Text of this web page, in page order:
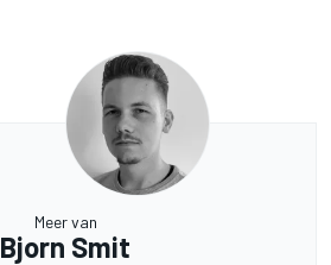
Meer van
Bjorn Smit